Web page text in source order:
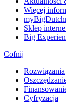
Więcej
Sklep
Big
Cofnij
Rozwiązania
Cyfryzacja